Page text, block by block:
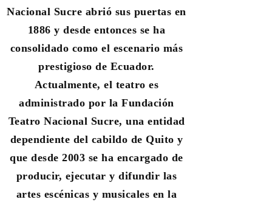
Nacional Sucre abrió sus puertas en
1886 y desde entonces se ha
consolidado como el escenario más
prestigioso de Ecuador.
Actualmente, el teatro es
administrado por la Fundación
Teatro Nacional Sucre, una entidad
dependiente del cabildo de Quito y
que desde 2003 se ha encargado de
producir, ejecutar y difundir las
artes escénicas y musicales en la